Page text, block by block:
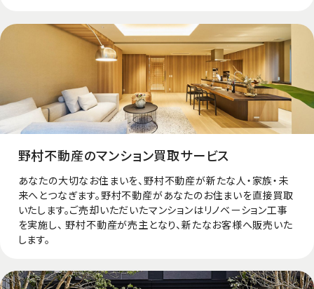
野村不動産のマンション買取サービス
あなたの大切なお住まいを、野村不動産が新たな人・家族・未
来へとつなぎます。野村不動産があなたのお住まいを直接買取
いたします。ご売却いただいたマンションはリノベーション⼯事
を実施し、 野村不動産が売主となり、新たなお客様へ販売いた
します。